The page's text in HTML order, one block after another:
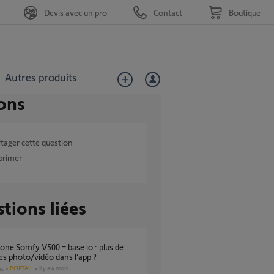
Autres produits
Devis avec un pro Contact Boutique
cette question
liées
photo/vidéo dans l’app ?
PORTAIL il y a 4 mois